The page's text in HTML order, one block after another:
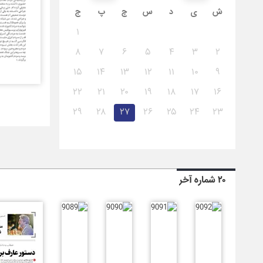
ش ی د س چ پ ج
۱
۲
۳ ۴ ۵ ۶ ۷
۸
۹
۱۰ ۱۱ ۱۲ ۱۳ ۱۴
۱۵
۱۶
۱۷ ۱۸ ۱۹ ۲۰ ۲۱
۲۲
۲۳
۲۴ ۲۵ ۲۶ ۲۷ ۲۸ ۲۹
۲۰ شماره آخر